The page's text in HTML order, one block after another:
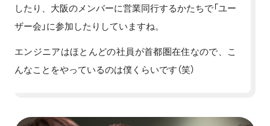
したり、大阪のメンバーに営業同行するかたちで「ユー
ザー会」に参加したりしていますね。
エンジニアはほとんどの社員が首都圏在住なので、こ
んなことをやっているのは僕くらいです（笑）